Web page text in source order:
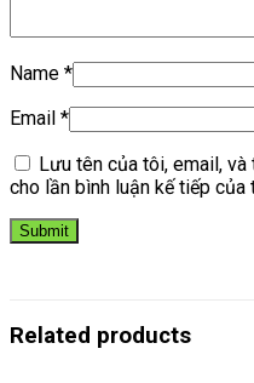
Name *
Email *
Lưu tên của tôi, email,
cho lần bình luận kế tiếp của
Related products